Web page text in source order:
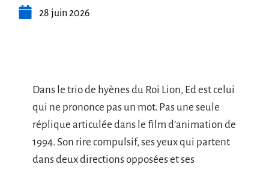
28 juin 2026
Dans le trio de hyènes du Roi Lion, Ed est celui
qui ne prononce pas un mot. Pas une seule
réplique articulée dans le film d’animation de
1994. Son rire compulsif, ses yeux qui partent
dans deux directions opposées et ses